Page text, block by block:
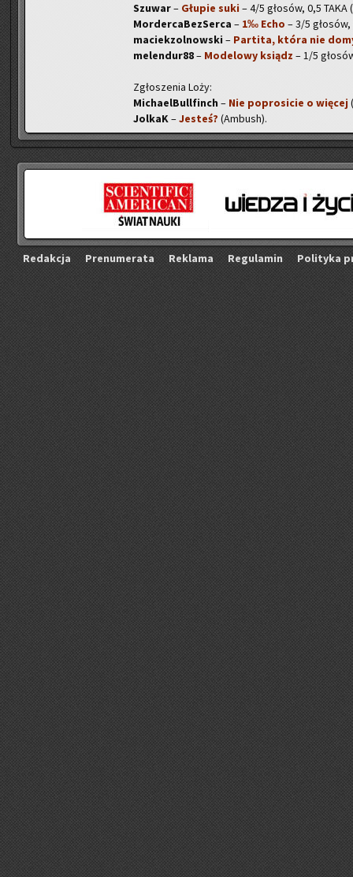
Szu­war– Głu­pie suki– 4/5 gło­sów, 0,5 TAKA
Mor­der­ca­Bez­Ser­ca – 1‰ Echo – 3/5
ma­ciek­zol­now­ski – Par­ti­ta, która nie
me­len­du­r88– Mo­de­lo­wy ksiądz – 1/5
Zgło­sze­nia Loży:
Mi­cha­el­Bul­l­finch – Nie po­pro­si­cie o wię­cej
Jol­kaK–Je­steś? (Am­bush).
Re­dak­cja Pre­nu­me­ra­ta Re­kla­ma Re­gu­la­min Po­li­ty­ka